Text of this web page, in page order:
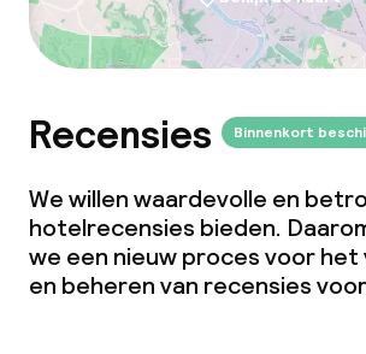
Recensies Binnenkort
We willen waardevolle en
hotelrecensies bieden.
we een nieuw proces voor het
en beheren van recensies